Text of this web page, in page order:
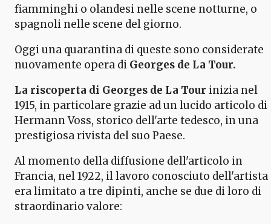
fiamminghi o olandesi nelle scene notturne, o
spagnoli nelle scene del giorno.
Oggi una quarantina di queste sono considerate
nuovamente opera di Georges de La Tour.
La riscoperta di Georges de La Tour inizia nel
1915, in particolare grazie ad un lucido articolo di
Hermann Voss, storico dell'arte tedesco, in una
prestigiosa rivista del suo Paese.
Al momento della diffusione dell'articolo in
Francia, nel 1922, il lavoro conosciuto dell'artista
era limitato a tre dipinti, anche se due di loro di
straordinario valore: